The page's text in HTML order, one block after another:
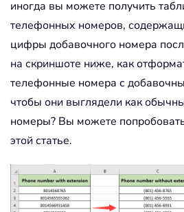
иногда вы можете получить
телефонных номеров,
цифры добавочного номера
на скриншоте ниже, как
телефонные номера с
чтобы они выглядели как
номеры? Вы можете
этой статье.